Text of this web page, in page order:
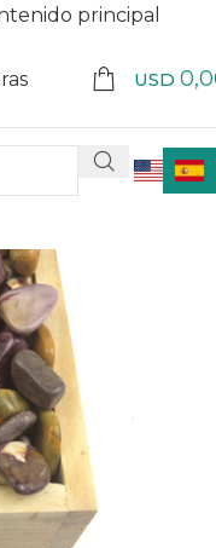
principal
USD